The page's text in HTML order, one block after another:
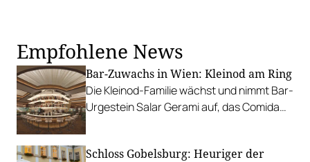
Empfohlene News
Bar-Zuwachs in Wien: Kleinod am Ring
Die Kleinod-Familie wächst und nimmt Bar-
Urgestein Salar Gerami auf, das Comida
Schloss Gobelsburg: Heuriger der